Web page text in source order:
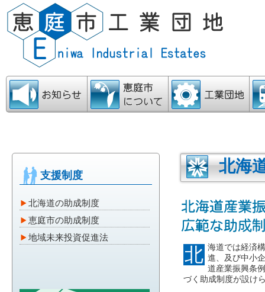
お知らせ 恵庭市について 工業団地 ア
北海
北 海道では経済
進、及び中小
道産業振興条
づく助成制度が設け
支援制度
北海道の助成制度
恵庭市の助成制度
地域未来投資促進法